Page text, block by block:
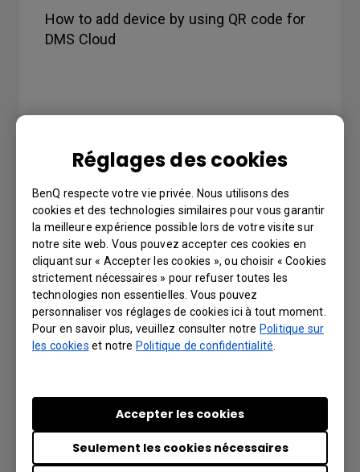
Réglages des cookies
BenQ respecte votre vie privée. Nous utilisons des
cookies et des technologies similaires pour vous garantir
la meilleure expérience possible lors de votre visite sur
notre site web. Vous pouvez accepter ces cookies en
cliquant sur « Accepter les cookies », ou choisir « Cookies
strictement nécessaires » pour refuser toutes les
technologies non essentielles. Vous pouvez
personnaliser vos réglages de cookies ici à tout moment.
Pour en savoir plus, veuillez consulter notrePolitique sur
les cookies et notrePolitique de confidentialité
Seulement les cookies nécessaires
Accepter les cookies
How to add device by using QR code for
DMS Cloud
Function Introduction for DMS Cloud